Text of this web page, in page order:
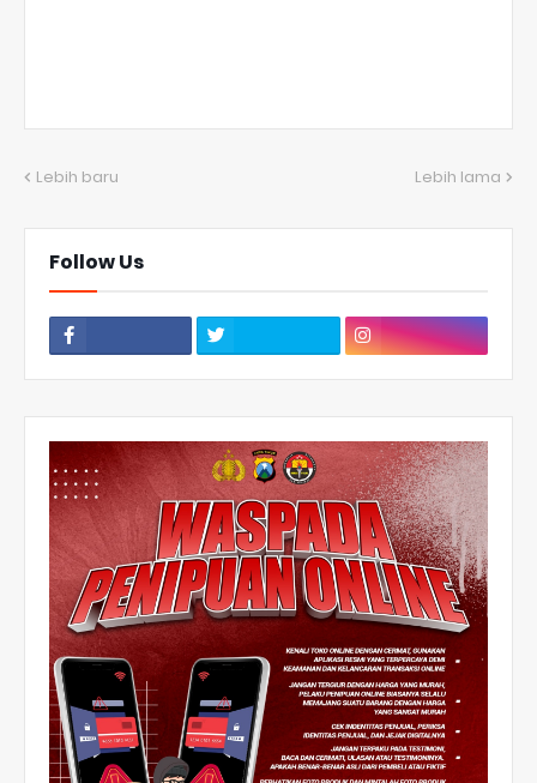
Lebih baru Lebih lama
Follow Us